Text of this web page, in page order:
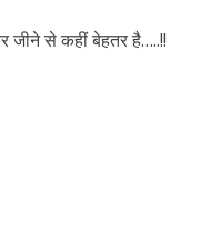
जीने से कहीं बेहतर है…..!!